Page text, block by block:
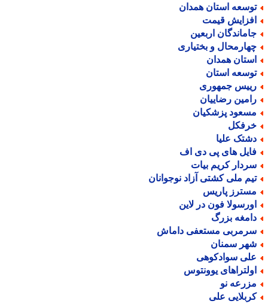
استان همدان
قیمت
اربعین
و بختیاری
همدان
استان
جمهوری
رضاییان
پزشکیان
علیا
های پی دی اف
کریم بیات
ملی کشتی آزاد نوجوانان
پاریس
فون در لاین
بزرگ
مستعفی داماش
سمنان
سوادکوهی
یوونتوس
نو
علی